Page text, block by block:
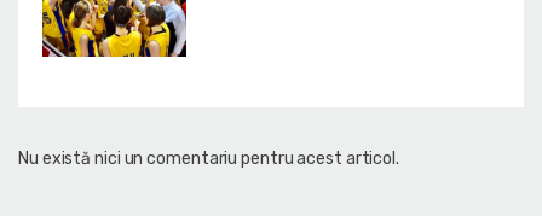
Nu există nici un comentariu pentru acest articol.